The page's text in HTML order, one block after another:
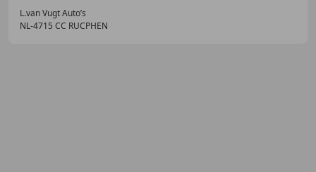
L.van Vugt Auto’s
NL-4715 CC RUCPHEN